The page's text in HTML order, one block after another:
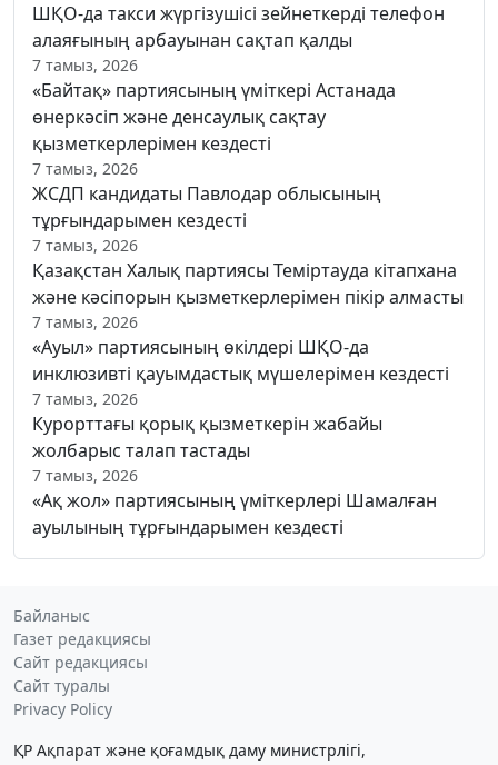
ШҚО-да такси жүргізушісі зейнеткерді телефон
алаяғының арбауынан сақтап қалды
7 тамыз, 2026
«Байтақ» партиясының үміткері Астанада
өнеркәсіп және денсаулық сақтау
қызметкерлерімен кездесті
7 тамыз, 2026
ЖСДП кандидаты Павлодар облысының
тұрғындарымен кездесті
7 тамыз, 2026
Қазақстан Халық партиясы Теміртауда кітапхана
және кәсіпорын қызметкерлерімен пікір алмасты
7 тамыз, 2026
«Ауыл» партиясының өкілдері ШҚО-да
инклюзивті қауымдастық мүшелерімен кездесті
7 тамыз, 2026
Курорттағы қорық қызметкерін жабайы
жолбарыс талап тастады
7 тамыз, 2026
«Ақ жол» партиясының үміткерлері Шамалған
ауылының тұрғындарымен кездесті
Байланыс
Газет редакциясы
Сайт редакциясы
Сайт туралы
Privacy Policy
ҚР Ақпарат және қоғамдық даму министрлігі,